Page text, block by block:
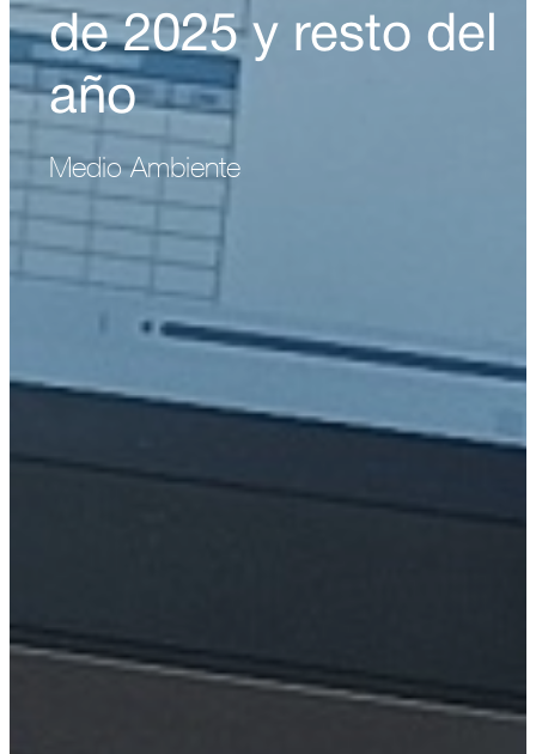
de 2025 y resto del
año
Medio Ambiente